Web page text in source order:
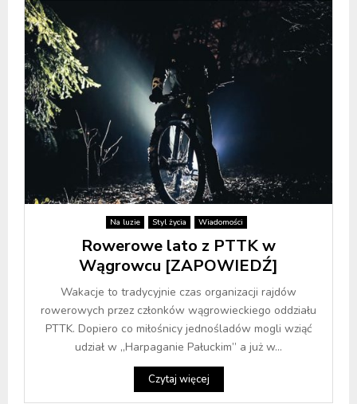
Na luzie Styl życia Wiadomości
Rowerowe lato z PTTK w
Wągrowcu [ZAPOWIEDŹ]
Wakacje to tradycyjnie czas organizacji rajdów
rowerowych przez członków wągrowieckiego oddziału
PTTK. Dopiero co miłośnicy jednośladów mogli wziąć
udział w „Harpaganie Pałuckim” a już w...
Czytaj więcej